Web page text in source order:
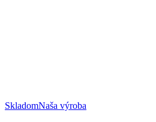
SkladomNaša výroba